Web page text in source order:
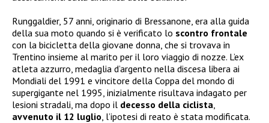
Runggaldier, 57 anni, originario di Bressanone, era alla guida
della sua moto quando si è verificato lo scontro frontale
con la bicicletta della giovane donna, che si trovava in
Trentino insieme al marito per il loro viaggio di nozze. L’ex
atleta azzurro, medaglia d’argento nella discesa libera ai
Mondiali del 1991 e vincitore della Coppa del mondo di
supergigante nel 1995, inizialmente risultava indagato per
lesioni stradali, ma dopo il decesso della ciclista
avvenuto il 12 luglio , l’ipotesi di reato è stata modificata.